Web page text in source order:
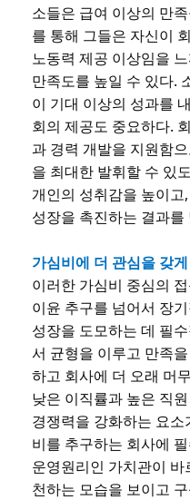
소들은 급여 이상의 만
를 통해 그들은 자신이
노동력 제공 이상임을
만족도를 높일 수 있다.
이 기대 이상의 성과를
회의 제공도 중요하다.
과 경력 개발을 지원함
을 최대한 발휘할 수 있
개인의 성취감을 높이
성장을 촉진하는 결과를
가심비에 더 관심을 갖
이러한 가심비 중심의
이윤 추구를 넘어서 장
성장을 도모하는 데 필
서 균형을 이루고 만족
하고 회사에 더 오래 머
낮은 이직률과 높은 직
경쟁력을 강화하는 요
비를 추구하는 회사에
운영원리인 가치관이
천하는 모습을 보이고